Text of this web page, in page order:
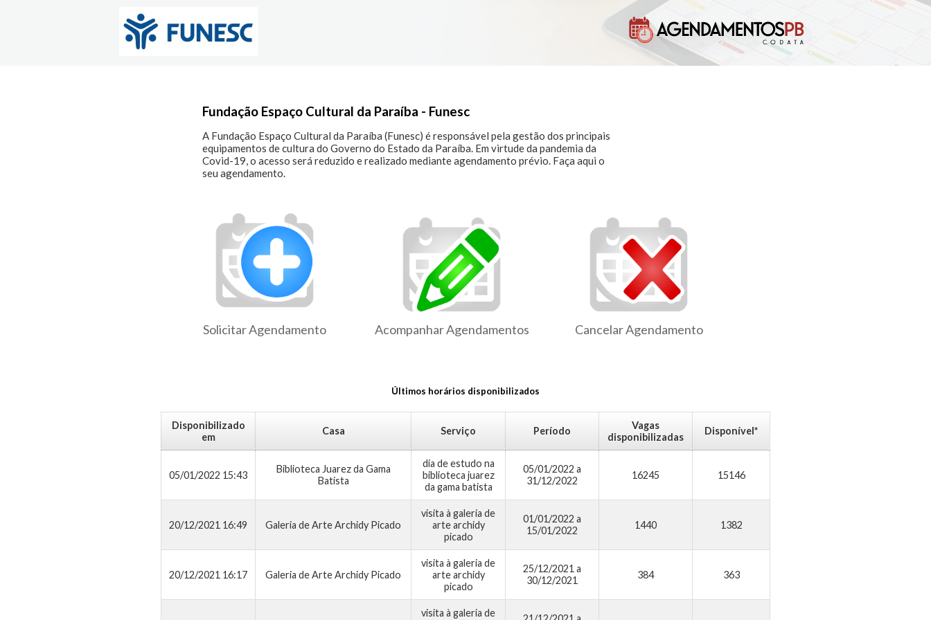
Fundação Espaço Cultural da Paraíba - Funesc
A Fundação Espaço Cultural da Paraíba (Funesc) é responsável pela gestão dos principais
equipamentos de cultura do Governo do Estado da Paraíba. Em virtude da pandemia da
Covid-19, o acesso será reduzido e realizado mediante agendamento prévio. Faça aqui o
seu agendamento.
Solicitar Agendamento Acompanhar Agendamentos Cancelar Agendamento
Últimos horários disponibilizados
Disponibilizado
em
Casa Serviço Período
Vagas
disponibilizadas
Disponível*
05/01/2022 15:43
Biblioteca Juarez da Gama
Batista
dia de estudo na
biblioteca juarez
da gama batista
05/01/2022 a
31/12/2022
16245 15146
20/12/2021 16:49 Galeria de Arte Archidy Picado
visita à galeria de
arte archidy
picado
01/01/2022 a
15/01/2022
1440 1382
20/12/2021 16:17 Galeria de Arte Archidy Picado
visita à galeria de
arte archidy
picado
25/12/2021 a
30/12/2021
384 363
visita à galeria de